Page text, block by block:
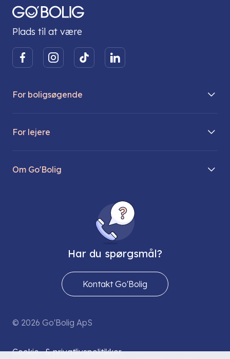
Plads til at være
For boligsøgende
For lejere
Om Go'Bolig
Send os en sikker mail
Har du spørgsmål?
Kontakt Go'Bolig
© 2026 Go'Bolig ApS
Cookie- & privatlivspolitikker